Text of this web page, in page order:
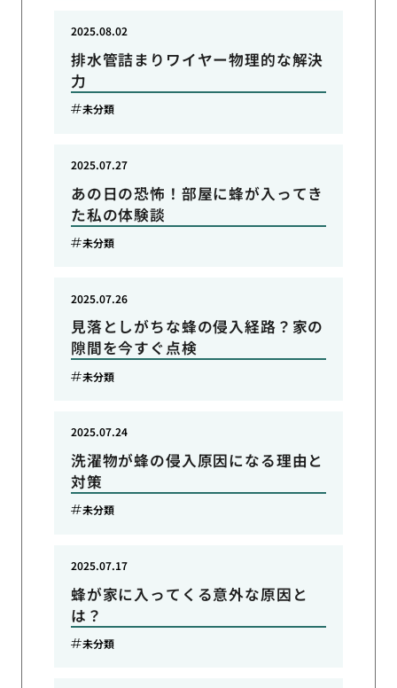
排水管詰まりワイヤー物理的な解決
力
2025.08.02
未分類
あの日の恐怖！部屋に蜂が入ってき
た私の体験談
2025.07.27
未分類
見落としがちな蜂の侵入経路？家の
隙間を今すぐ点検
2025.07.26
未分類
洗濯物が蜂の侵入原因になる理由と
対策
2025.07.24
未分類
蜂が家に入ってくる意外な原因と
は？
2025.07.17
未分類